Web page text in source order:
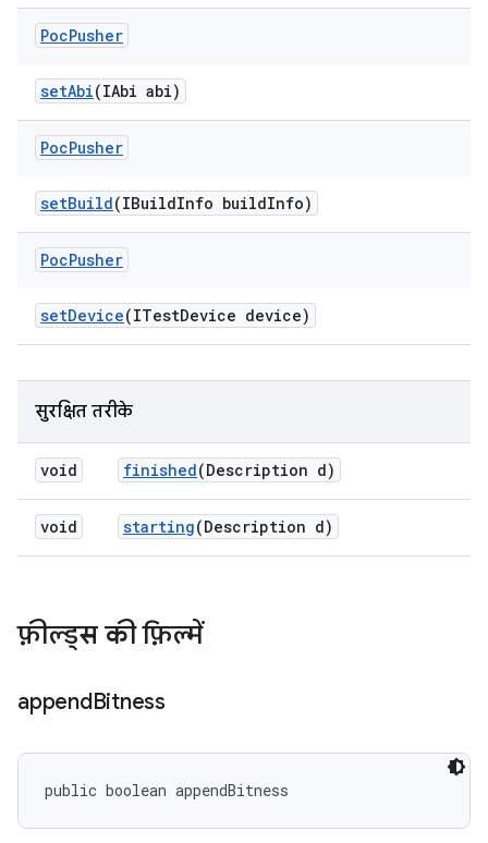
PocPusher
setAbi(IAbi abi)
PocPusher
setBuild(IBuildInfo buildInfo)
PocPusher
setDevice(ITestDevice device)
सुरक्षित तरीके
void finished(Description d)
void starting(Description d)
फ़ील्ड्स की फ़िल्में
appendBitness
public boolean appendBitness